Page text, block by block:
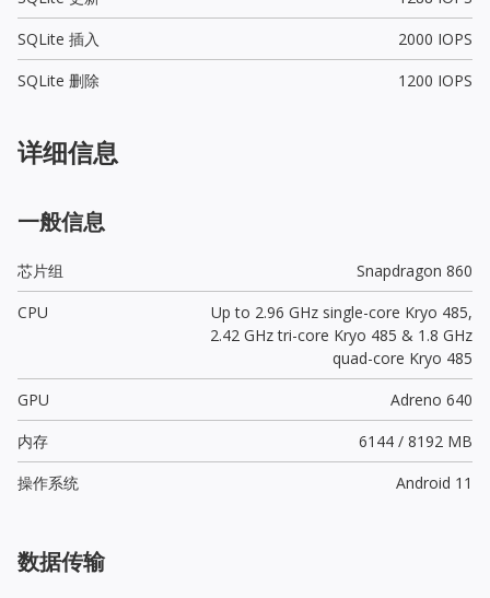
SQLite 插入
2000 IOPS
SQLite 删除
1200 IOPS
详细信息
一般信息
芯片组
Snapdragon 860
CPU
Up to 2.96 GHz single-core Kryo 485,
2.42 GHz tri-core Kryo 485 & 1.8 GHz
quad-core Kryo 485
GPU
Adreno 640
内存
6144 / 8192 MB
操作系统
Android 11
数据传输